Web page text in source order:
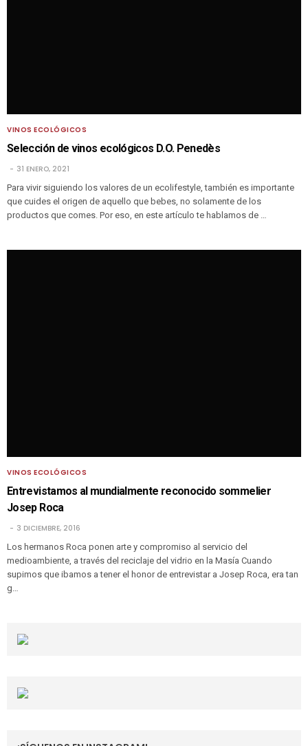
VINOS ECOLÓGICOS
Selección de vinos ecológicos D.O. Penedès
31 ENERO, 2021
Para vivir siguiendo los valores de un ecolifestyle, también es importante
que cuides el origen de aquello que bebes, no solamente de los
productos que comes. Por eso, en este artículo te hablamos de …
VINOS ECOLÓGICOS
Entrevistamos al mundialmente reconocido sommelier
Josep Roca
3 DICIEMBRE, 2016
Los hermanos Roca ponen arte y compromiso al servicio del
medioambiente, a través del reciclaje del vidrio en la Masía Cuando
supimos que ibamos a tener el honor de entrevistar a Josep Roca, era tan
g…